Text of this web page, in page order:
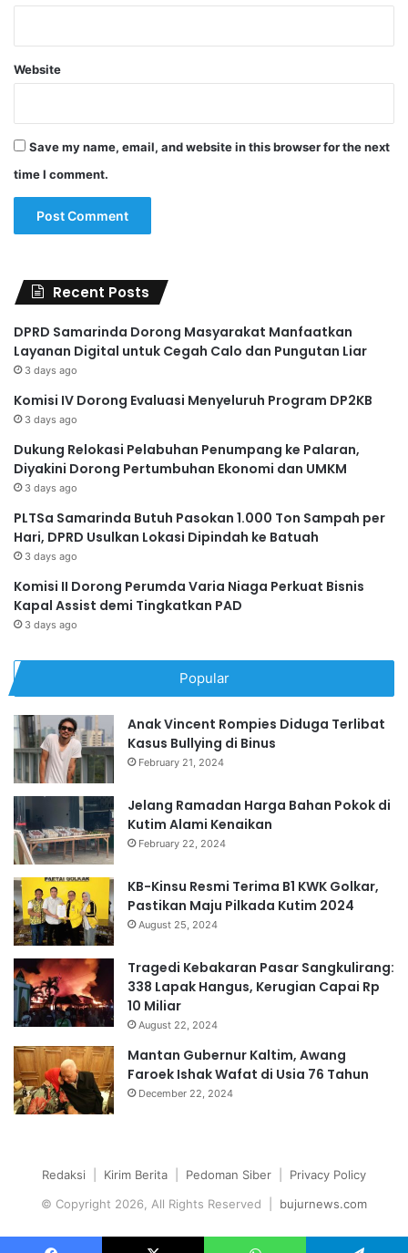
Website
Save my name, email, and website in this browser for the next
time I comment.
Recent Posts
DPRD Samarinda Dorong Masyarakat Manfaatkan
Layanan Digital untuk Cegah Calo dan Pungutan Liar
3 days ago
Komisi IV Dorong Evaluasi Menyeluruh Program DP2KB
3 days ago
Dukung Relokasi Pelabuhan Penumpang ke Palaran,
Diyakini Dorong Pertumbuhan Ekonomi dan UMKM
3 days ago
PLTSa Samarinda Butuh Pasokan 1.000 Ton Sampah per
Hari, DPRD Usulkan Lokasi Dipindah ke Batuah
3 days ago
Komisi II Dorong Perumda Varia Niaga Perkuat Bisnis
Kapal Assist demi Tingkatkan PAD
3 days ago
Popular
Anak Vincent Rompies Diduga Terlibat
Kasus Bullying di Binus
February 21, 2024
Jelang Ramadan Harga Bahan Pokok di
Kutim Alami Kenaikan
February 22, 2024
KB-Kinsu Resmi Terima B1 KWK Golkar,
Pastikan Maju Pilkada Kutim 2024
August 25, 2024
Tragedi Kebakaran Pasar Sangkulirang:
338 Lapak Hangus, Kerugian Capai Rp
10 Miliar
August 22, 2024
Mantan Gubernur Kaltim, Awang
Faroek Ishak Wafat di Usia 76 Tahun
December 22, 2024
Redaksi Kirim Berita Pedoman Siber
Privacy Policy
© Copyright 2026, All Rights Reserved | bujurnews.com